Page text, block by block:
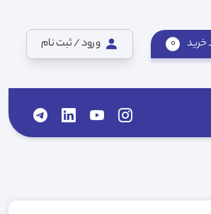
خرید 0 ورود / ثبت نام